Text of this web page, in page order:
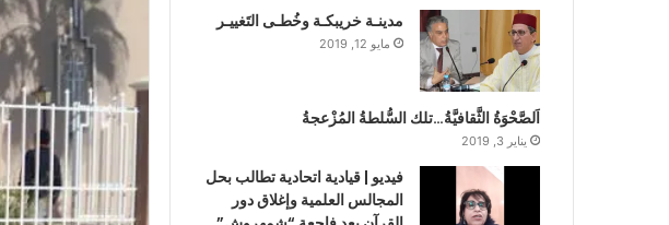
مدينـة خريبكـة وخُطـى التَغييـر
مايو 12, 2019
اَلصَّحْوَةُ الثَّقافيَّةُ…تلك السُّلطةُ المُزْعجةُ
يناير 3, 2019
فيديو | قيادية اتحادية تطالب بحل
المجالس العلمية وإغلاق دور